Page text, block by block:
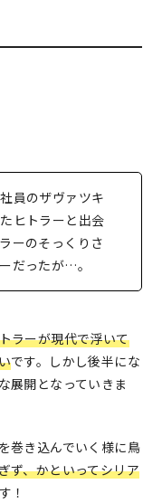
員のザヴァツキ
ヒトラーと出会
ーのそっくりさ
だったが…。
ラーが現代で浮いて
です。しかし後半にな
展開となっていきま
巻き込んでいく様に鳥
ず、かといってシリア
！